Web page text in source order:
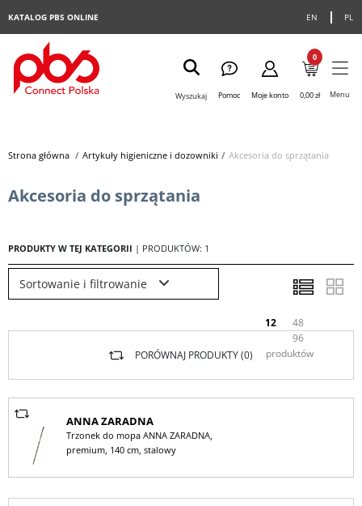
EN PL
KATALOG PBS ONLINE
Wyszukaj Pomoc Moje konto
0
0,00 zł Menu
Strona główna> Artykuły higieniczne i dozowniki> Akcesoria do sprzątania
Akcesoria do sprzątania
PRODUKTY W TEJ KATEGORII | PRODUKTÓW: 1
Sortowanie i filtrowanie
12
48
96
produktów
PORÓWNAJ PRODUKTY (0)
ANNA ZARADNA
Trzonek do mopa ANNA ZARADNA,
premium, 140 cm, stalowy